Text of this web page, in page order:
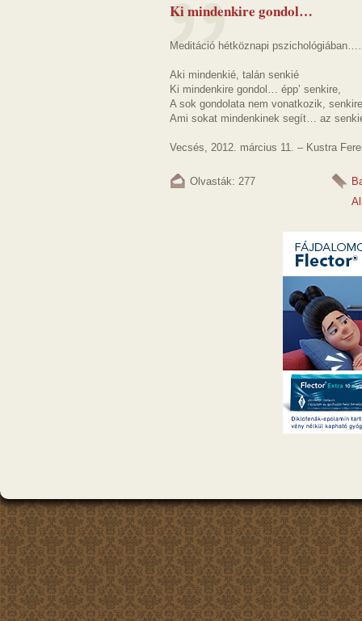
Ki mindenkire gondol…
Meditáció hétköznapi
Aki mindenkié, talán senkié
Ki mindenkire gondol… épp’ senkire,
A sok gondolata nem vonatkozik,
Ami sokat mindenkinek segít… az
Vecsés, 2012. március 11. – Kustra
Olvasták: 277